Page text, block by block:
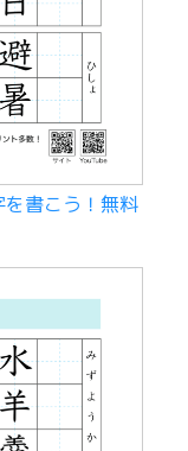
書こう！無料